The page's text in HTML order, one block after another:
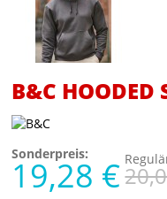
B&C HOODED
Sonderpreis:
19,28 €